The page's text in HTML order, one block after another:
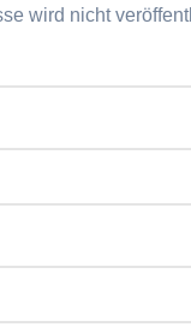
wird nicht